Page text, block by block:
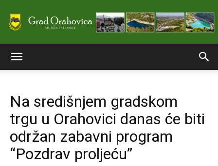
stranice
Grada
Na središnjem gradskom
trgu u Orahovici danas će biti
održan zabavni program
“Pozdrav proljeću”